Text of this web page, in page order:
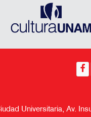
Universitaria, Av.